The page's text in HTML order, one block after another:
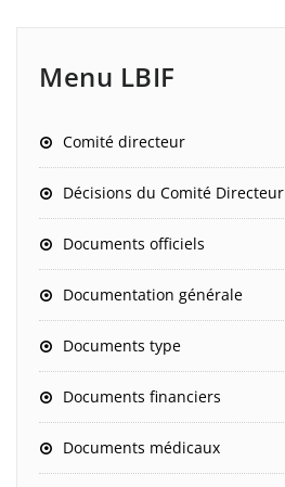
Menu LBIF
Comité directeur
Décisions du Comité Directeur
Documents officiels
Documentation générale
Documents type
Documents financiers
Documents médicaux